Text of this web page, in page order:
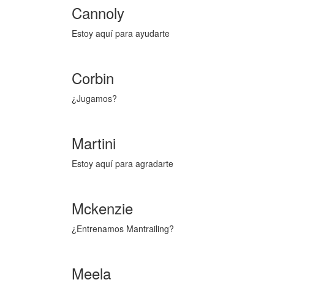
Cannoly
Estoy aquí para ayudarte
Corbin
¿Jugamos?
Martini
Estoy aquí para agradarte
Mckenzie
¿Entrenamos Mantrailing?
Meela